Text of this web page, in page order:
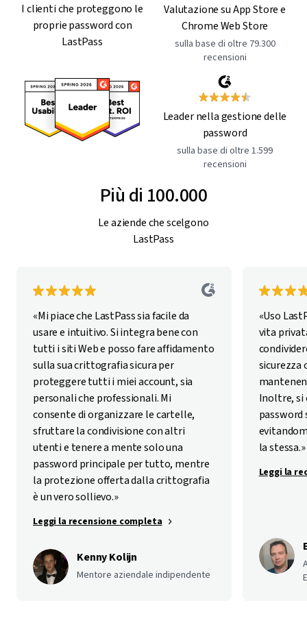
Milioni
I clienti che proteggono le
LastPass
Valutazione su App Store e
Chrome Web Store
sulla base di oltre 79.300
recensioni
Leader nella gestione delle
password
recensioni
Più di 100.000
«Mi piace che LastPass sia facile da
usare e intuitivo. Si integra bene con
tutti i siti Web e posso fare affidamento
sulla sua crittografia sicura per
proteggere tutti i miei account, sia
personali che professionali. Mi
consente di organizzare le cartelle,
sfruttare la condivisione con altri
utenti e tenere a mente solo una
password principale per tutto, mentre
è un vero sollievo.»
Leggi la recensione completa
«Uso
vita
sicurezza
Inoltre, si
password
la stessa.»